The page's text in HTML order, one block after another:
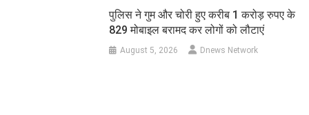
पुलिस ने गुम और चोरी हुए करीब 1 करोड़ रुपए के
829 मोबाइल बरामद कर लोगों को लौटाएं
August 5, 2026 Dnews Network